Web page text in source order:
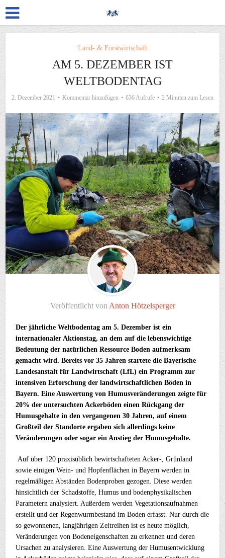
Land- & Forstwirtschaft
AM 5. DEZEMBER IST
WELTBODENTAG
2. Dezember 2021 Kommentar hinzufügen 636 Aufrufe 2 Minuten zum Lesen
Veröffentlicht von Anton Hötzelsperger
Der jährliche Weltbodentag am 5. Dezember ist ein
internationaler Aktionstag, an dem auf die lebenswichtige
Bedeutung der natürlichen Ressource Boden aufmerksam
gemacht wird. Bereits vor 35 Jahren startete die Bayerische
Landesanstalt für Landwirtschaft (LfL) ein Programm zur
intensiven Erforschung der landwirtschaftlichen Böden in
Bayern. Eine Auswertung von Humusveränderungen zeigte für
20% der untersuchten Ackerböden einen Rückgang der
Humusgehalte in den vergangenen 30 Jahren, auf einem
Großteil der Standorte ergaben sich allerdings keine
Veränderungen oder sogar ein Anstieg der Humusgehalte.
Auf über 120 praxisüblich bewirtschafteten Acker-, Grünland
sowie einigen Wein- und Hopfenflächen in Bayern werden in
regelmäßigen Abständen Bodenproben gezogen. Diese werden
hinsichtlich der Schadstoffe, Humus und bodenphysikalischen
Parametern analysiert. Außerdem werden Vegetationsaufnahmen
erstellt und der Regenwurmbestand im Boden erfasst. Nur durch die
so gewonnenen, langjährigen Zeitreihen ist es heute möglich,
Veränderungen von Bodeneigenschaften zu erkennen und deren
Ursachen zu analysieren. Eine Auswertung der Humusentwicklung